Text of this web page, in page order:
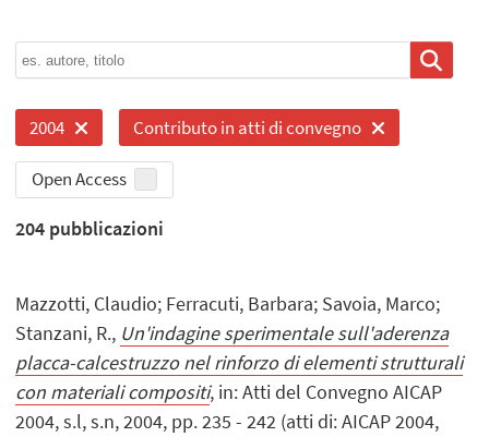
2004 Contributo in atti di convegno
Open Access
204 pubblicazioni
Mazzotti, Claudio; Ferracuti, Barbara; Savoia, Marco;
Stanzani, R., Un'indagine sperimentale sull'aderenza
placca-calcestruzzo nel rinforzo di elementi strutturali
con materiali compositi, in: Atti del Convegno AICAP
2004, s.l, s.n, 2004, pp. 235 - 242 (atti di: AICAP 2004,